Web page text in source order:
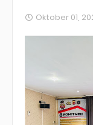
Oktober 01,